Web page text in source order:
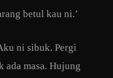
betul kau ni.’
ni sibuk. Pergi
ada masa. Hujung